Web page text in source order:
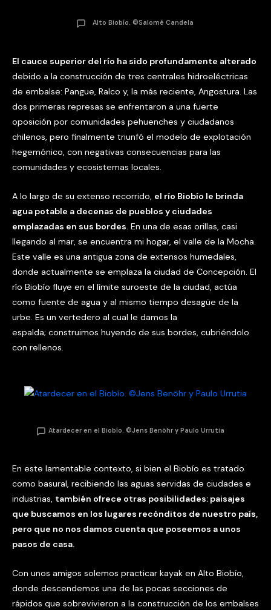
Alto Biobío. ©Salomé Candela
El cauce superior del río ha sido profundamente alterado
debido a la construcción de tres centrales hidroeléctricas
de embalse: Pangue, Ralco y, la más reciente, Angostura. Las
dos primeras represas se enfrentaron a una fuerte
oposición por comunidades pehuenches y ciudadanos
chilenos, pero finalmente triunfó el modelo de explotación
hegemónico, con negativas consecuencias para las
comunidades y ecosistemas locales.
A lo largo de su extenso recorrido, el río Biobío le brinda
agua potable a decenas de pueblos y ciudades
emplazadas en sus bordes . En una de esas orillas, casi
llegando al mar, se encuentra mi hogar, el valle de la Mocha.
Este valle es una antigua zona de extensos humedales,
donde actualmente se emplaza la ciudad de Concepción. El
río Biobío fluye en el límite suroeste de la ciudad, actúa
como fuente de agua y al mismo tiempo desagüe de la
urbe. Es un vertedero al cual le damos la
espalda; construimos huyendo de sus bordes, cubriéndolo
con rellenos.
Atardecer en el Biobío. ©Jens Benöhr y Paulo Urrutia
En este lamentable contexto, si bien el Biobío es tratado
como basural, recibiendo las aguas servidas de ciudades e
industrias, también ofrece otras posibilidades: paisajes
que buscamos en los lugares recónditos de nuestro país,
pero que no nos damos cuenta que poseemos a unos
pasos de casa.
Con unos amigos solemos practicar kayak en Alto Biobío,
donde descendemos una de las pocas secciones de
rápidos que sobrevivieron a la construcción de los embalses